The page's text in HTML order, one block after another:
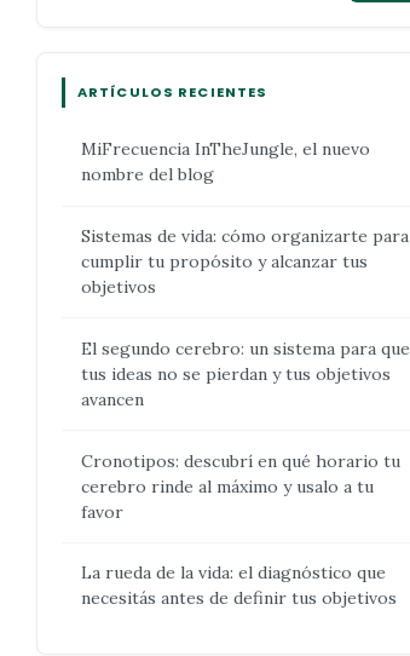
ARTÍCULOS RECIENTES
MiFrecuencia InTheJungle, el nuevo
nombre del blog
Sistemas de vida: cómo organizarte para
cumplir tu propósito y alcanzar tus
objetivos
El segundo cerebro: un sistema para que
tus ideas no se pierdan y tus objetivos
avancen
Cronotipos: descubrí en qué horario tu
cerebro rinde al máximo y usalo a tu
favor
La rueda de la vida: el diagnóstico que
necesitás antes de definir tus objetivos